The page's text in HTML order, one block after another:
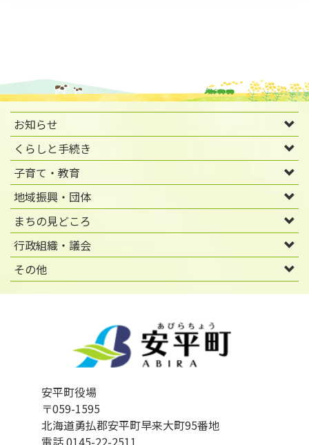
お知らせ
くらしと手続き
子育て・教育
地域振興・団体
まちの見どころ
行政組織・議会
その他
安平町役場
〒059-1595
北海道勇払郡安平町早来大町95番地
電話 0145-22-2511